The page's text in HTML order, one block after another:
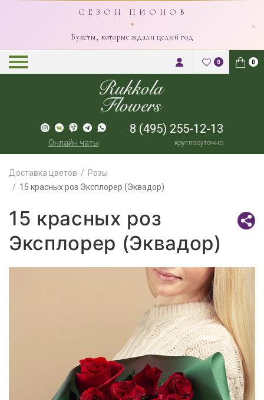
С Е З О Н П И О Н О В
✦
Букеты, которые ждали целый год
×
0 0
Онлайн чаты
8 (495) 255-12-13
круглосуточно
Доставка цветов
Розы
15 красных роз Эксплорер (Эквадор)
15 красных роз
Эксплорер (Эквадор)